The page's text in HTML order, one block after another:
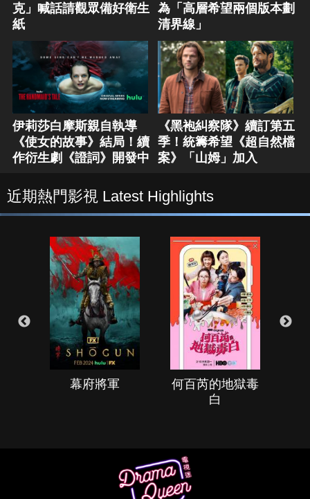
克」喊話請觀眾備好衛生
紙
為「高層希望兩個版本劃
清界線」
伊莉莎白摩斯親自執導
《使女的故事》結局！續
作衍生劇《證詞》開發中
《黑袍糾察隊》續訂第五
季！統籌希望《超自然檔
案》「山姆」加入
近期熱門影視 Latest Highlights
幕府將軍
何百芮的地獄毒
白